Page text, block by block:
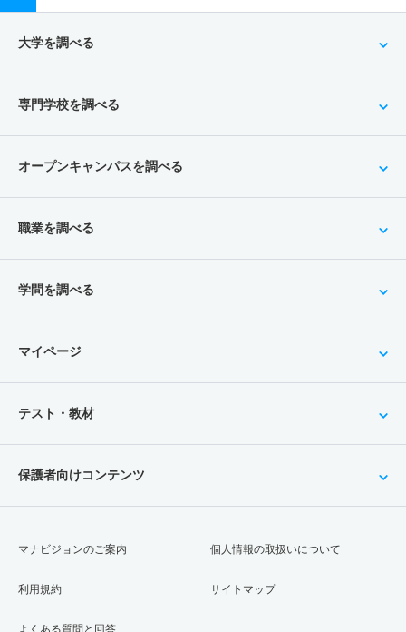
大学を調べる
専門学校を調べる
オープンキャンパスを調べる
職業を調べる
学問を調べる
マイページ
テスト・教材
保護者向けコンテンツ
マナビジョンのご案内
利用規約
よくある質問と回答
個人情報の取扱いについて
サイトマップ